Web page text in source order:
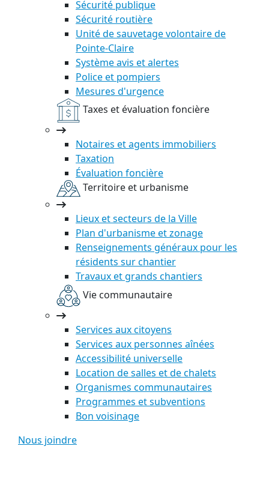
Sécurité publique
Sécurité routière
Unité de sauvetage volontaire de
Pointe-Claire
Système avis et alertes
Police et pompiers
Mesures d'urgence
Taxes et évaluation foncière
Notaires et agents immobiliers
Taxation
Évaluation foncière
Territoire et urbanisme
Lieux et secteurs de la Ville
Plan d'urbanisme et zonage
Renseignements généraux pour les
résidents sur chantier
Travaux et grands chantiers
Vie communautaire
Services aux citoyens
Services aux personnes aînées
Accessibilité universelle
Location de salles et de chalets
Organismes communautaires
Programmes et subventions
Bon voisinage
Nous joindre